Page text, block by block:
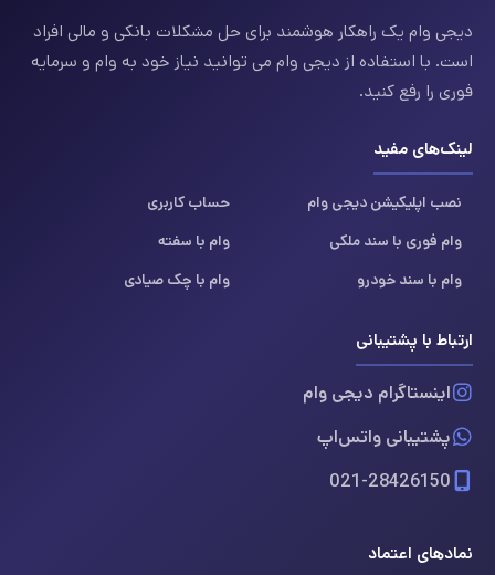
دیجی وام یک راهکار هوشمند برای حل مشکلات بانکی و مالی افراد
است. با استفاده از دیجی وام می توانید نیاز خود به وام و سرمایه
فوری را رفع کنید.
لینک‌های مفید
نصب اپلیکیشن دیجی وام
حساب کاربری
وام فوری با سند ملکی
وام با سفته
وام با سند خودرو
وام با چک صیادی
ارتباط با پشتیبانی
اینستاگرام دیجی وام
پشتیبانی واتس‌اپ
021-28426150
نمادهای اعتماد